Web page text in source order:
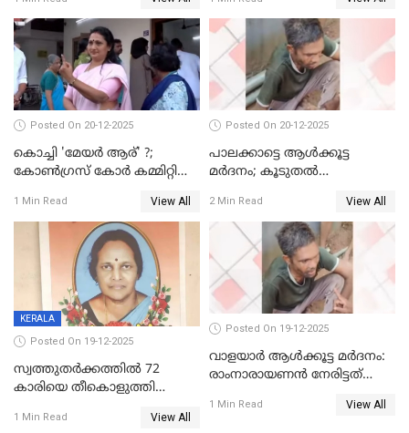
Posted On 20-12-2025
കൊച്ചി 'മേയർ ആര്' ?;
കോണ്‍ഗ്രസ് കോര്‍ കമ്മിറ്റി
1 Min Read View All
Posted On 20-12-2025
പാലക്കാട്ടെ ആള്‍ക്കൂട്ട
മര്‍ദനം; കൂടുതല്‍
അംഗ സംഘമെന്ന് വിവരം
2 Min Read View All
KERALA
Posted On 19-12-2025
സ്വത്തുതര്‍ക്കത്തില്‍ 72
കാരിയെ തീകൊളുത്തി
ക്രൂരകൊലപാതകത്തില്‍
1 Min Read View All
Posted On 19-12-2025
വാളയാർ ആൾക്കൂട്ട മർദനം:
രാംനാരായണൻ നേരിട്ടത്
നാൽപ്പതിലേറെ
1 Min Read View All